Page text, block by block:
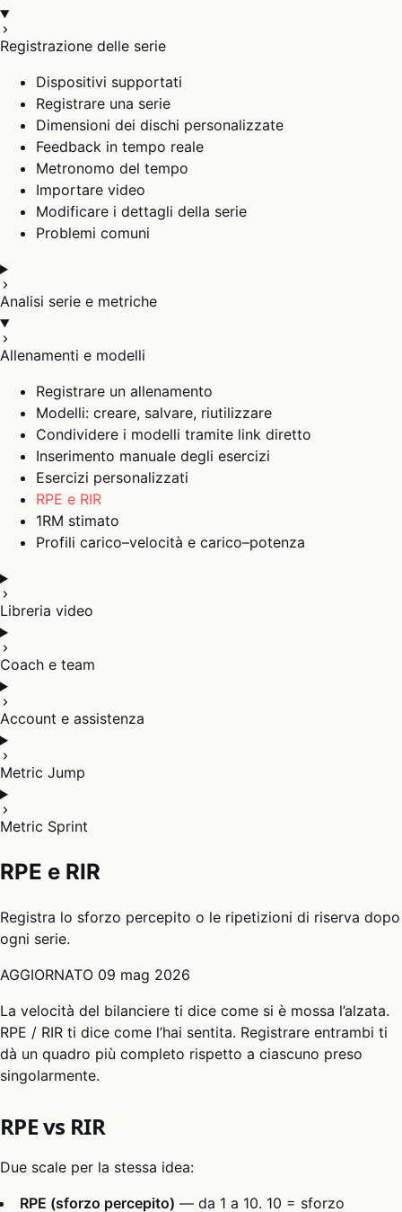
Registrazione delle serie
Dispositivi supportati
Registrare una serie
Dimensioni dei dischi personalizzate
Feedback in tempo reale
Metronomo del tempo
Importare video
Modificare i dettagli della serie
Problemi comuni
Analisi serie e metriche
Allenamenti e modelli
Registrare un allenamento
Modelli: creare, salvare, riutilizzare
Condividere i modelli tramite link diretto
Inserimento manuale degli esercizi
Esercizi personalizzati
RPE e RIR
1RM stimato
Profili carico–velocità e carico–potenza
Libreria video
Coach e team
Account e assistenza
Metric Jump
Metric Sprint
RPE e RIR
Registra lo sforzo percepito o le ripetizioni di riserva dopo
ogni serie.
AGGIORNATO 09 mag 2026
La velocità del bilanciere ti dice come si è mossa l’alzata.
RPE / RIR ti dice come l’hai sentita. Registrare entrambi ti
dà un quadro più completo rispetto a ciascuno preso
singolarmente.
RPE vs RIR
Due scale per la stessa idea:
RPE (sforzo percepito) — da 1 a 10. 10 = sforzo